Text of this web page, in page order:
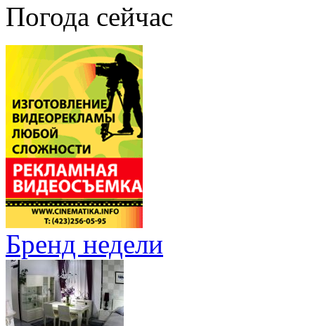
Погода сейчас
Бренд недели